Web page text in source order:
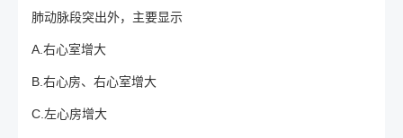
肺动脉段突出外，主要显示
A.右心室增大
B.右心房、右心室增大
C.左心房增大